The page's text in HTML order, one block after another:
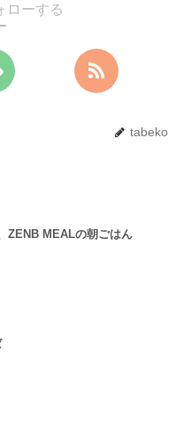
ローする
tabeko
ZENB MEALの朝ごはん